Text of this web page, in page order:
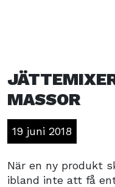
MASSOR
19 juni 2018
När en ny produkt
ibland inte att få